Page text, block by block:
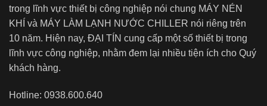
trong lĩnh vực thiết bị công nghiệp nói chung MÁY NÉN
KHÍ và MÁY LÀM LẠNH NƯỚC CHILLER nói riêng trên
10 năm. Hiện nay, ĐẠI TÍN cung cấp một số thiết bị trong
lĩnh vực công nghiệp, nhằm đem lại nhiều tiện ích cho Quý
khách hàng.
Hotline: 0938.600.640